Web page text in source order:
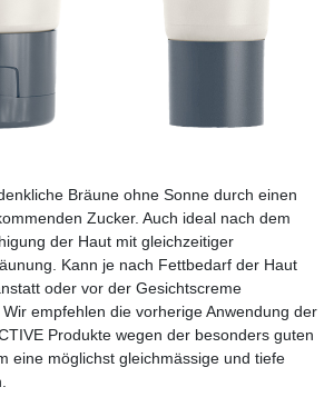
Bräune ohne Sonne durch einen
Zucker. Auch ­ideal nach dem
der Haut mit gleichzeitiger
Kann je nach Fettbedarf der Haut
oder vor der Gesichtscreme
empfehlen die vorhe­rige Anwendung der
Produkte wegen der besonders guten
eine möglichst gleichmässige und tiefe